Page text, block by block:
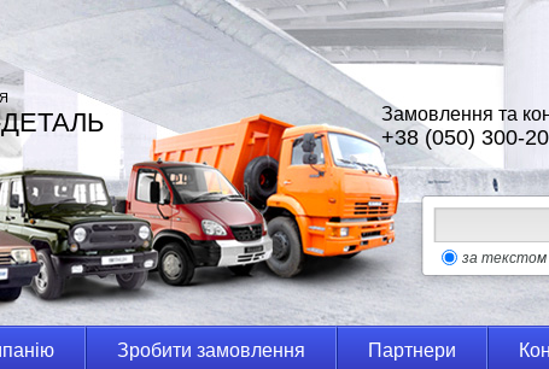
Замовлення та
+38 (050) 300-
за текстом
Зробити замовлення Партнери